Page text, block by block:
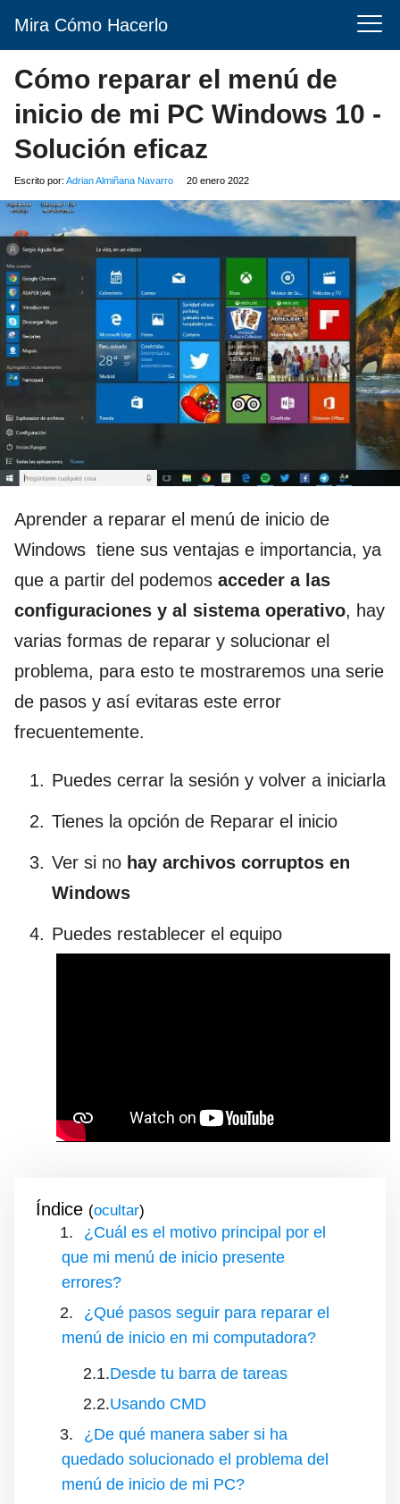
Mira Cómo Hacerlo
Cómo reparar el menú de
inicio de mi PC Windows 10 -
Solución eficaz
Escrito por: Adrian Almiñana Navarro 20 enero 2022
Aprender a reparar el menú de inicio de
Windows tiene sus ventajas e importancia, ya
que a partir del podemos acceder a las
configuraciones y al sistema operativo, hay
varias formas de reparar y solucionar el
problema, para esto te mostraremos una serie
de pasos y así evitaras este error
frecuentemente.
Puedes cerrar la sesión y volver a iniciarla
Tienes la opción de Reparar el inicio
Ver si no hay archivos corruptos en
Windows
Puedes restablecer el equipo
Índice ( )
¿Cuál es el motivo principal por el
que mi menú de inicio presente
errores?
¿Qué pasos seguir para reparar el
menú de inicio en mi computadora?
Desde tu barra de tareas
Usando CMD
¿De qué manera saber si ha
quedado solucionado el problema del
menú de inicio de mi PC?